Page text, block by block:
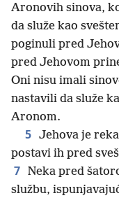
Aronovih sinova,
da služe kao
poginuli pred
pred Jehovom
Oni nisu imali
nastavili da služe
Aronom.
5 Jehova je
postavi ih pred
7 Neka pred
službu,